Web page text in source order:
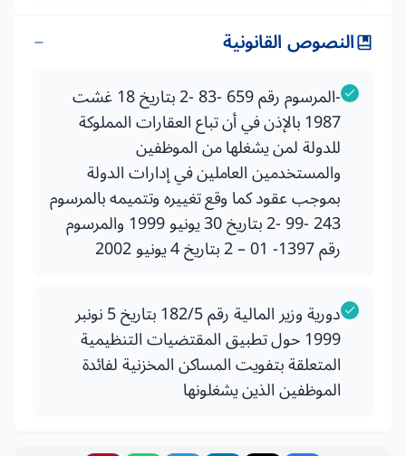
النصوص القانونية
-المرسوم رقم 659 -83 -2 بتاريخ 18 غشت
1987 بالإذن في أن تباع العقارات المملوكة
للدولة لمن يشغلها من الموظفين
والمستخدمين العاملين في إدارات الدولة
بموجب عقود كما وقع تغييره وتتميمه بالمرسوم
243 -99 -2 بتاريخ 30 يونيو 1999 والمرسوم
رقم 1397- 01 – 2 بتاريخ 4 يونيو 2002
دورية وزير المالية رقم 182/5 بتاريخ 5 نونبر
1999 حول تطبيق المقتضيات التنظيمية
المتعلقة بتفويت المساكن المخزنية لفائدة
الموظفين الذين يشغلونها